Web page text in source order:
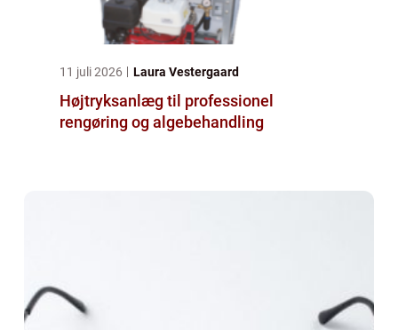
11 juli 2026 Laura Vestergaard
Højtryksanlæg til professionel
rengøring og algebehandling